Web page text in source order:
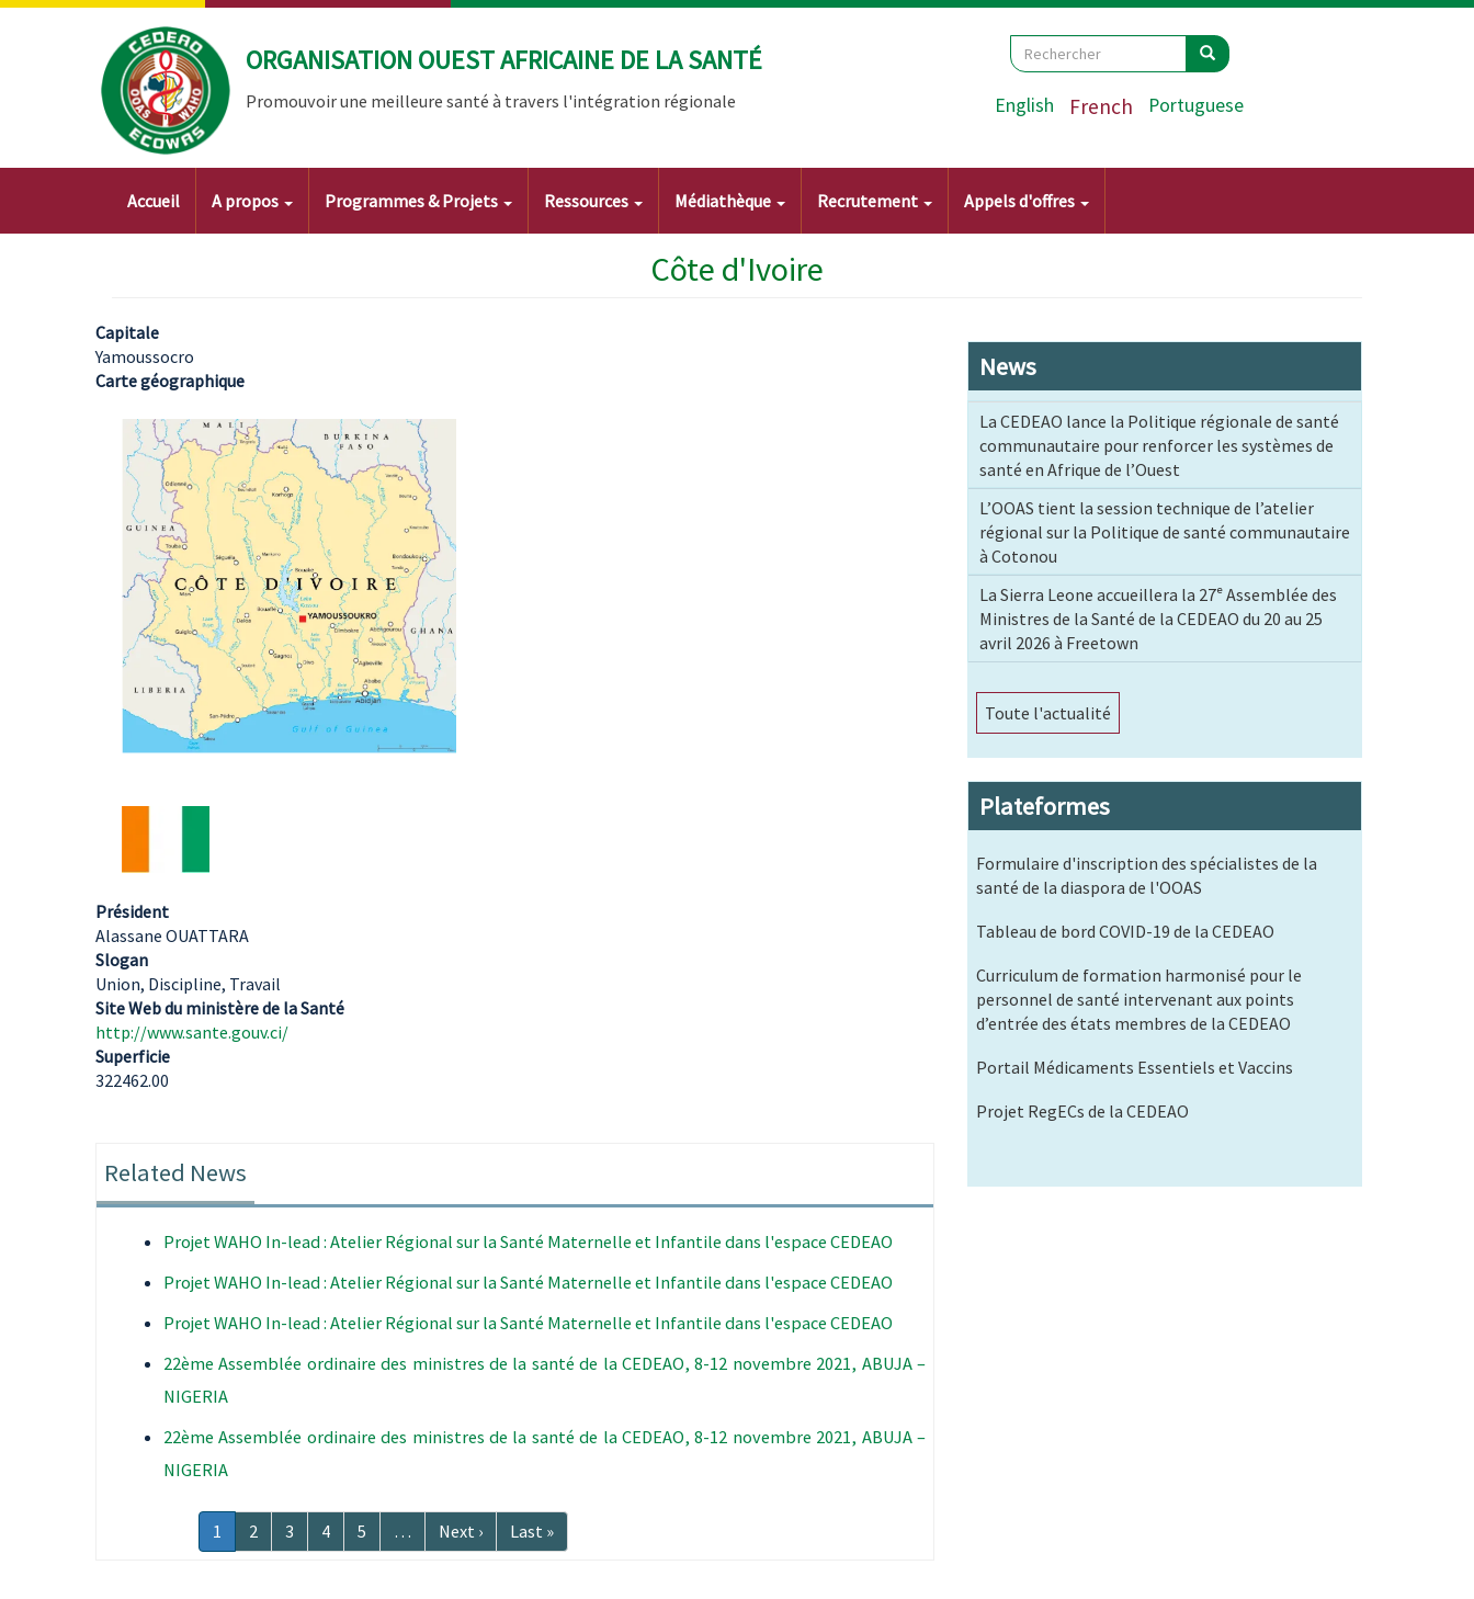
Aller
ORGANISATION OUEST AFRICAINE DE LA SANTÉ
Promouvoir une meilleure santé à travers l'intégration régionale
Search
Rechercher Rechercher
English French Portuguese
Main
navigation
Accueil A propos Programmes & Projets Ressources Médiathèque Recrutement Appels d'offres
Côte d'Ivoire
Capitale
Yamoussocro
Carte géographique
Image
Président
Alassane OUATTARA
Slogan
Union, Discipline, Travail
Site Web du ministère de la Santé
http://www.sante.gouv.ci/
Superficie
322462.00
Related News
Projet WAHO In-lead : Atelier Régional sur la Santé Maternelle et Infantile dans l'espace CEDEAO
Projet WAHO In-lead : Atelier Régional sur la Santé Maternelle et Infantile dans l'espace CEDEAO
Projet WAHO In-lead : Atelier Régional sur la Santé Maternelle et Infantile dans l'espace CEDEAO
22ème Assemblée ordinaire des ministres de la santé de la CEDEAO, 8-12 novembre 2021, ABUJA –
NIGERIA
22ème Assemblée ordinaire des ministres de la santé de la CEDEAO, 8-12 novembre 2021, ABUJA –
NIGERIA
Page
courante
1 Page
2 Page
3 Page
4 Page
5 …
Page
suivante
Next ›
Dernière
page
Last »
News
La CEDEAO lance la Politique régionale de santé
communautaire pour renforcer les systèmes de
santé en Afrique de l’Ouest
L’OOAS tient la session technique de l’atelier
régional sur la Politique de santé communautaire
à Cotonou
La Sierra Leone accueillera la 27ᵉ Assemblée des
Ministres de la Santé de la CEDEAO du 20 au 25
avril 2026 à Freetown
Toute l'actualité
Plateformes
Formulaire d'inscription des spécialistes de la
santé de la diaspora de l'OOAS
Tableau de bord COVID-19 de la CEDEAO
Curriculum de formation harmonisé pour le
personnel de santé intervenant aux points
d’entrée des états membres de la CEDEAO
Portail Médicaments Essentiels et Vaccins
Projet RegECs de la CEDEAO